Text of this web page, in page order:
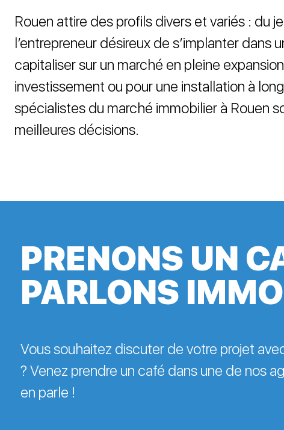
Rouen attire des profils divers et variés : du
l’entrepreneur désireux de s’implanter
capitaliser sur un marché en pleine
investissement ou pour une installation à
spécialistes du marché immobilier à Rouen
meilleures décisions.
PRENONS UN
PARLONS
Vous souhaitez discuter de votre projet
? Venez prendre un café dans une de nos
en parle !